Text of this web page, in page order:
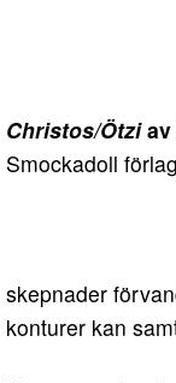
Christos/Ötziav
Smockadoll förlag
skepnader
konturer kan